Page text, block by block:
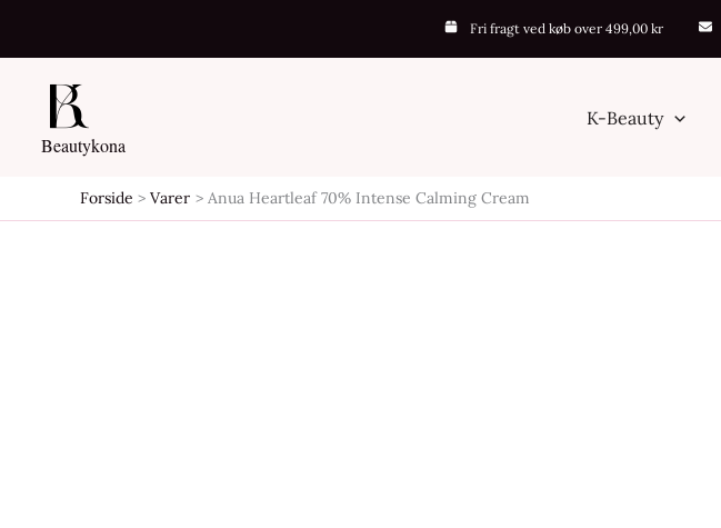
Fri fragt ved køb over 499,00 kr
Beautykona
K-Beauty
Forside Varer Anua Heartleaf 70% Intense Calming Cream